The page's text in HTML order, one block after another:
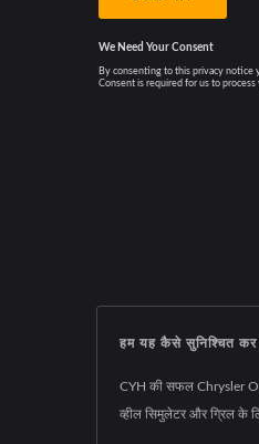
हम यह कैसे सुनिश्चित कर
CYH की सफल Chrysler OE
व्हील सिमुलेटर और ग्रिल के